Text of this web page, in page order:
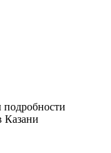
подробности
Казани